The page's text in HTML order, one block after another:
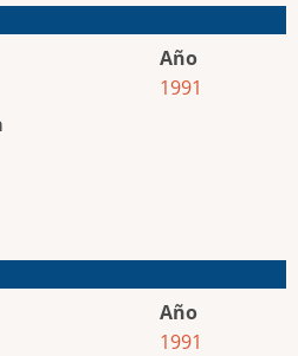
Año
1991
Año
1991